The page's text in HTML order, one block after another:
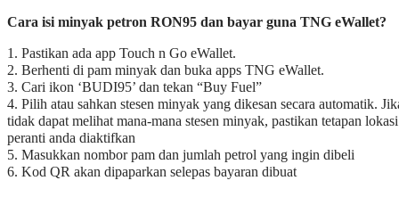
Cara isi minyak petron RON95 dan bayar guna TNG eWallet?
1. Pastikan ada app Touch n Go eWallet.
2. Berhenti di pam minyak dan buka apps TNG eWallet.
3. Cari ikon ‘BUDI95’ dan tekan “Buy Fuel”
4. Pilih atau sahkan stesen minyak yang dikesan secara automatik.
tidak dapat melihat mana-mana stesen minyak, pastikan tetapan lokasi
peranti anda diaktifkan
5. Masukkan nombor pam dan jumlah petrol yang ingin dibeli
6. Kod QR akan dipaparkan selepas bayaran dibuat